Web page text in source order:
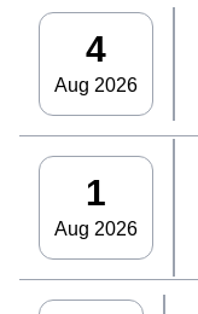
4
Aug 2026
1
Aug 2026